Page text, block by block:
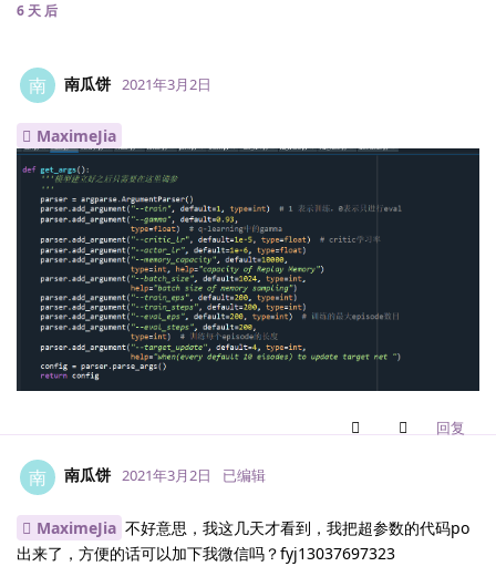
6 天 后
南 南瓜饼 2021年3月2日
MaximeJia
回复
南 南瓜饼 2021年3月2日 已编辑
MaximeJia 不好意思，我这几天才看到，我把超参数的代码po
出来了，方便的话可以加下我微信吗？fyj13037697323